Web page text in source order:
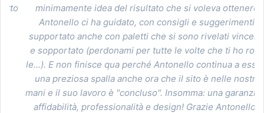
minimamente idea del risultato che si voleva ottenere,
Antonello ci ha guidato, con consigli e suggerimenti,
supportato anche con paletti che si sono rivelati vincenti,
e sopportato (perdonami per tutte le volte che ti ho rotto
le...). E non finisce qua perché Antonello continua a essere
una preziosa spalla anche ora che il sito è nelle nostre
mani e il suo lavoro è "concluso". Insomma: una garanzia di
affidabilità, professionalità e design! Grazie Antonello!!!